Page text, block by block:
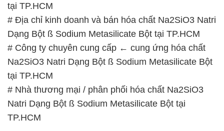
tại TP.HCM
# Địa chỉ kinh doanh và bán hóa chất Na2SiO3 Natri
Dạng Bột ß Sodium Metasilicate Bột tại TP.HCM
# Công ty chuyên cung cấp ← cung ứng hóa chất
Na2SiO3 Natri Dạng Bột ß Sodium Metasilicate Bột
tại TP.HCM
# Nhà thương mại / phân phối hóa chất Na2SiO3
Natri Dạng Bột ß Sodium Metasilicate Bột tại
TP.HCM